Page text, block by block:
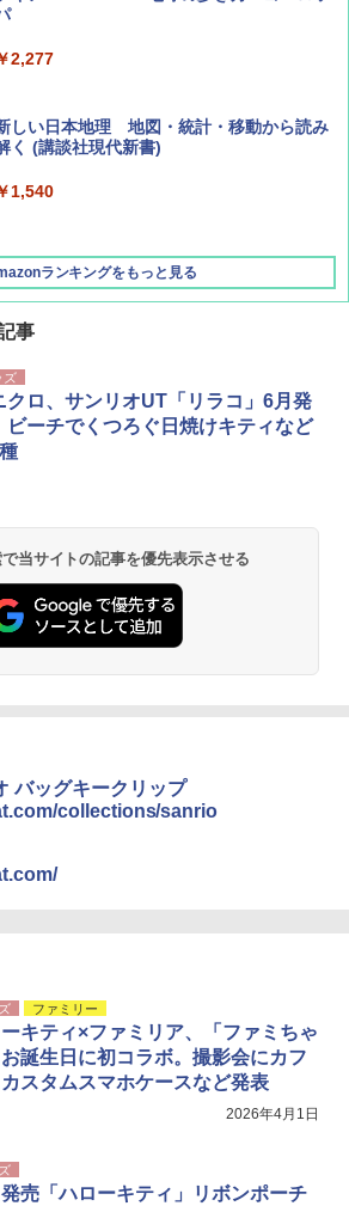
1,540
（エアライン）2026年9月号【特
】ボーイング110周年を祝して！
1,760
2,277
しい日本地理 地図・統計・移動から読み
く (講談社現代新書)
1,540
ランキングをもっと見る
ャンパーズコレクション 山善] ポップアッ
テント 傘みたいに広げて畳める パッとサ
とサンシェード キューブ フルクローズ メ
シュ 簡単設置 ワンタッチテント キャンプ
ハイキング カーキ PATC-150(KH)
PEAK (パイクスピーク) 着替えテン
プライバシー テント 【中が透けない】 1
用 折りたたみ 防災グッズ 災害用トイレ ビ
チ ピクニック ポップアップテント 携帯 簡
トイレテント (グレー)
テント ワンタッチ RENEW 幅200 2-3人用 43
9,990
[キャンパーズコレクション 山善] 傘みたいに
広げるだけ パッとサッとテント キューブワ
シュ 4人用 簡単設置 ポップアップテント P
150B エクルベージュ
撃退スプレー 熊よけスプレー 熊スプレー
日本企業販売】超強力クマ対策スプレー 30
（連続噴射30秒）110ml（連続噴射15
）射程5～10m 安全ロック搭載 携帯収納袋
き ヒグマ・イノシシ対策 自治体・教育機
3,680
ステンレス保冷剤 2個セット 2
リニューアル 急速冷凍 空間倍増 衛生的
BUNDOK(バンドック)ソロ ドーム 1 EX BDK
カーキ ソロキャンプ ポリエステル フ
ーム ドーム型 テント
￥-
6,459
ポインターライト 強力 小型 緑色/赤色/青紫色
USB充電式 高精度 超長距離照射 長時間使用
パクト多機能設計 持ち運び便利 アウトド
/オフィス/教育現場/展示会用 緑
事
ズ
クロ、サンリオUT「リラコ」6月発
ビーチでくつろぐ日焼けキティなど
当サイトの記事を優先表示させる
バッグキークリップ
collections/sanrio
ファミリー
キティ×ファミリア、「ファミちゃ
誕生日に初コラボ。撮影会にカフ
スタムスマホケースなど発表
2026年4月1日
売「ハローキティ」リボンポーチ